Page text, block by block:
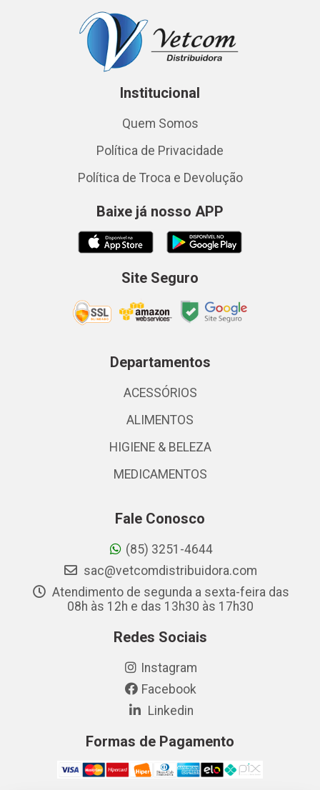
Institucional
Quem Somos
Política de Privacidade
Política de Troca e Devolução
Baixe já nosso APP
Site Seguro
Departamentos
ACESSÓRIOS
ALIMENTOS
HIGIENE & BELEZA
MEDICAMENTOS
Fale Conosco
(85) 3251-4644
sac@vetcomdistribuidora.com
Atendimento de segunda a sexta-feira das
08h às 12h e das 13h30 às 17h30
Redes Sociais
Instagram
Facebook
Linkedin
Formas de Pagamento